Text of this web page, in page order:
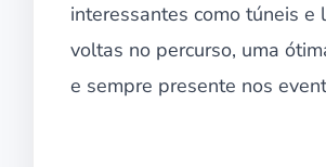
interessantes como túneis
voltas no percurso, uma
e sempre presente nos